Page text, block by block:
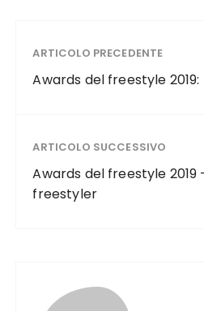
ARTICOLO PRECEDENTE
Awards del freestyle
ARTICOLO SUCCESSIVO
Awards del freestyle 2019
freestyler